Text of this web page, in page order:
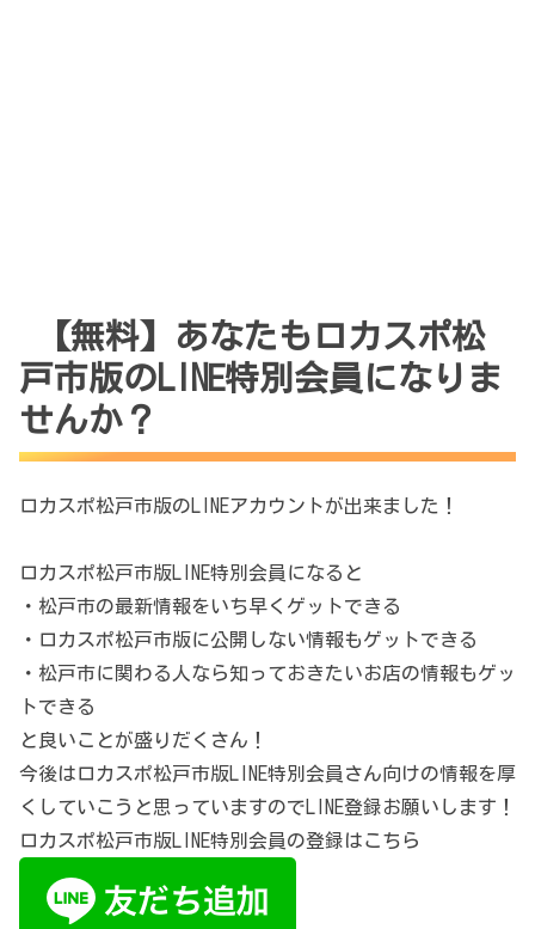
【無料】あなたもロカスポ松
戸市版のLINE特別会員になりま
せんか？
ロカスポ松戸市版のLINEアカウントが出来ました！
ロカスポ松戸市版LINE特別会員になると
・松戸市の最新情報をいち早くゲットできる
・ロカスポ松戸市版に公開しない情報もゲットできる
・松戸市に関わる人なら知っておきたいお店の情報もゲッ
トできる
と良いことが盛りだくさん！
今後はロカスポ松戸市版LINE特別会員さん向けの情報を厚
くしていこうと思っていますのでLINE登録お願いします！
ロカスポ松戸市版LINE特別会員の登録はこちら